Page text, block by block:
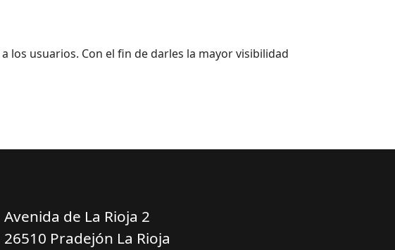
a los usuarios. Con el fin de darles la mayor visibilidad
Avenida de La Rioja 2
26510 Pradejón La Rioja